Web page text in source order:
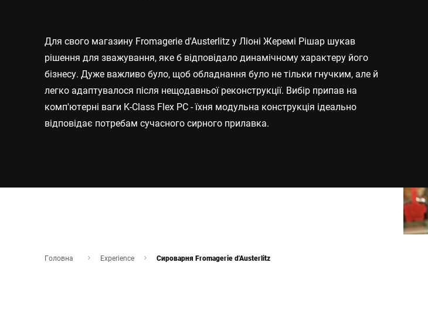
Об'єднане Королівство
Глобальний веб -сайт
Для свого магазину Fromagerie d'Austerlitz у Ліоні Жеремі Рішар шукав
рішення для зважування, яке б відповідало динамічному характеру його
бізнесу. Дуже важливо було, щоб обладнання було не тільки гнучким, але й
легко адаптувалося після нещодавньої реконструкції. Вибір припав на
комп'ютерні ваги K-Class Flex PC - їхня модульна конструкція ідеально
відповідає потребам сучасного сирного прилавка.
Головна Experience Сироварня Fromagerie d'Austerlitz